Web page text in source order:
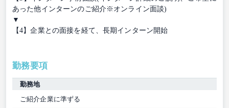
あった他インターンのご紹介※オンライン面談)
▼
【4】企業との面接を経て、長期インターン開始
勤務要項
勤務地
ご紹介企業に準ずる